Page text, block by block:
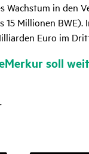
Wachstum in
Millionen
Euro im
soll